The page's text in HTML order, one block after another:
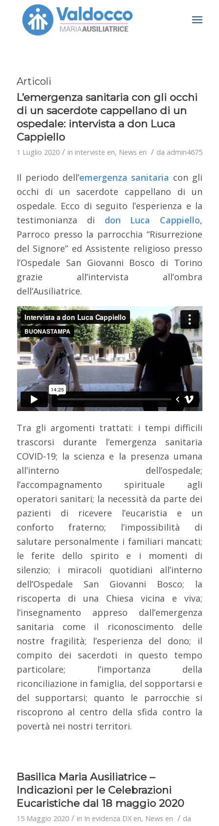
Articoli
L’emergenza sanitaria con gli occhi
di un sacerdote cappellano di un
ospedale: intervista a don Luca
Cappiello
1 Luglio 2020 / in interviste en, News en / da admin4675
Il periodo dell’emergenza sanitaria con gli
occhi di un sacerdote cappellano di un
ospedale. Ecco di seguito l’esperienza e la
testimonianza di don Luca Cappiello,
Parroco presso la parrocchia “Risurrezione
del Signore” ed Assistente religioso presso
l’Ospedale San Giovanni Bosco di Torino
grazie all’intervista all’ombra
dell’Ausiliatrice.
Tra gli argomenti trattati: i tempi difficili
trascorsi durante l’emergenza sanitaria
COVID-19; la scienza e la presenza umana
all’interno dell’ospedale;
l’accompagnamento spirituale agli
operatori sanitari; la necessità da parte dei
pazienti di ricevere l’eucaristia e un
conforto fraterno; l’impossibilità di
salutare personalmente i familiari mancati;
le ferite dello spirito e i momenti di
silenzio; i miracoli quotidiani all’interno
dell’Ospedale San Giovanni Bosco; la
riscoperta di una Chiesa vicina e viva;
l’insegnamento appreso dall’emergenza
sanitaria come il riconoscimento delle
nostre fragilità; l’esperienza del dono; il
compito dei sacerdoti in questo tempo
particolare; l’importanza della
riconciliazione in famiglia, del sopportarsi e
del supportarsi; quanto le parrocchie si
riscoprono al centro della sfida contro la
povertà nei nostri territori.
Basilica Maria Ausiliatrice –
Indicazioni per le Celebrazioni
Eucaristiche dal 18 maggio 2020
15 Maggio 2020 / in In evidenza DX en, News en / da